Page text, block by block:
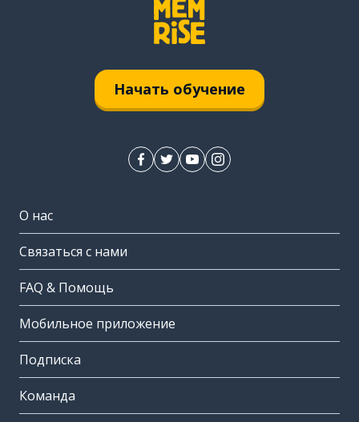
Начать обучение
О нас
Связаться с нами
FAQ & Помощь
Мобильное приложение
Подписка
Команда